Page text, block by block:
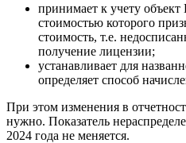
принимает к учету
стоимостью которого
стоимость, т.е.
получение лицензии;
устанавливает для
определяет способ
При этом изменения в
нужно. Показатель
2024 года не меняется.